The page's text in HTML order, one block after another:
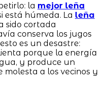
la mejor leña
está húmeda. La leña
sido cortada
conserva los jugos
es un desastre:
porque la energía
y produce un
a los vecinos y